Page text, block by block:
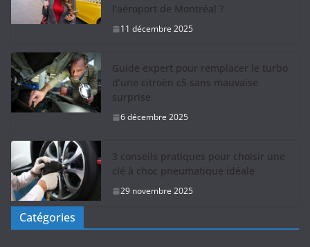
l’aéroport de Montréal ?
11 décembre 2025
Guide expert pour remplacer le turbo
d’une citroën c5 sans mauvaise
surprise
6 décembre 2025
3 conseils pratiques pour choisir une
clé à choc pneumatique idéale
29 novembre 2025
Catégories